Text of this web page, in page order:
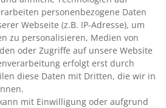
ÖLE
personenbezogene Daten
Webseite (z.B. IP-Adresse), um
zu personalisieren, Medien von
oder Zugriffe auf unsere Website
erfolgt erst durch
diese Daten mit Dritten, die wir in
mit Einwilligung oder aufgrund